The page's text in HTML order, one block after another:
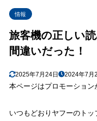
情報
旅客機の正しい
間違いだった！
2025年7月24日 2024年7月
本ページはプロモーション
いつもどおりヤフーのト